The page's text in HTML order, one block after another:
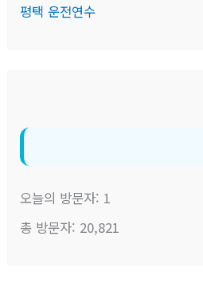
평택 운전연수
오늘의 방문자: 1
총 방문자: 20,821